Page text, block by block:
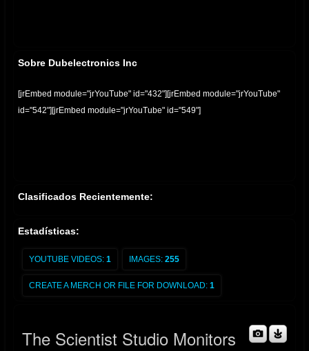
Sobre Dubelectronics Inc
[jrEmbed module="jrYouTube" id="432"][jrEmbed module="jrYouTube"
id="542"][jrEmbed module="jrYouTube" id="549"]
Clasificados Recientemente:
Estadísticas:
YOUTUBE VIDEOS: 1 IMAGES: 255
CREATE A MERCH OR FILE FOR DOWNLOAD: 1
The Scientist Studio Monitors